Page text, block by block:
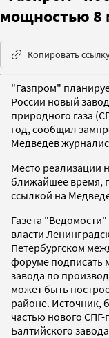
мощностью 8
Копировать
"Газпром"
России новый
природного газа
год, сообщил
Медведев
Место реализации
ближайшее время,
ссылкой на
Газета
власти
Петербургском
форуме подписать
завода по
может быть
районе. Источник,
частью нового
Балтийского